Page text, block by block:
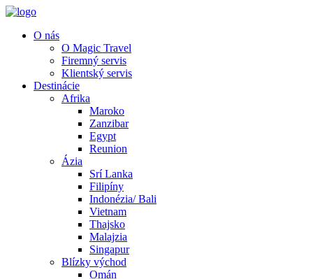
O nás
O Magic Travel
Firemný servis
Klientský servis
Destinácie
Afrika
Maroko
Zanzibar
Egypt
Reunion
Ázia
Srí Lanka
Filipíny
Indonézia/ Bali
Vietnam
Thajsko
Malajzia
Singapur
Blízky východ
Omán